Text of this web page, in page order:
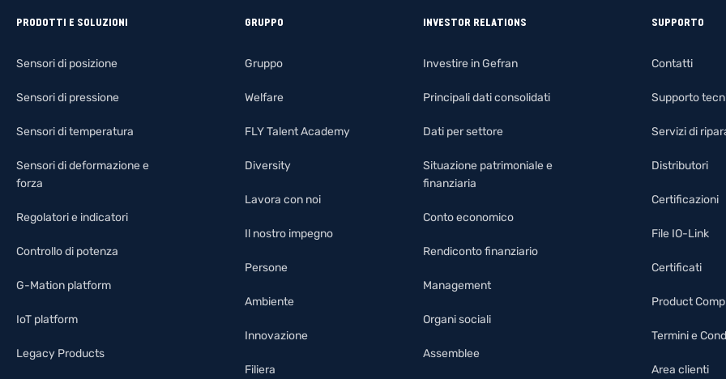
PRODOTTI E SOLUZIONI
Sensori di posizione
Sensori di pressione
Sensori di temperatura
Sensori di deformazione e
forza
Regolatori e indicatori
Controllo di potenza
G-Mation platform
IoT platform
Legacy Products
GRUPPO
Gruppo
Welfare
FLY Talent Academy
Diversity
Lavora con noi
Il nostro impegno
Persone
Ambiente
Innovazione
Filiera
INVESTOR RELATIONS
Investire in Gefran
Principali dati consolidati
Dati per settore
Situazione patrimoniale e
finanziaria
Conto economico
Rendiconto finanziario
Management
Organi sociali
Assemblee
SUPPORTO
Contatti
Supporto
Servizi di
Distributori
Certificazioni
File IO-Link
Certificati
Product
Termini e
Area clienti